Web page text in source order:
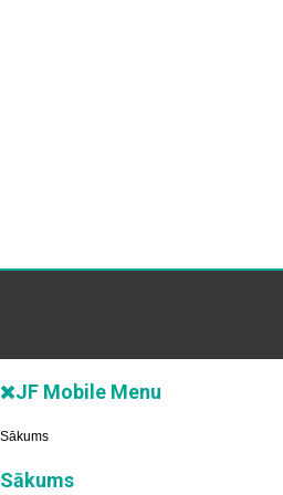
JF Mobile Menu
Sākums
Sākums